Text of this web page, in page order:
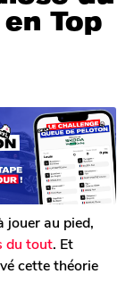
Top
jouer au pied,
du tout. Et
cette théorie